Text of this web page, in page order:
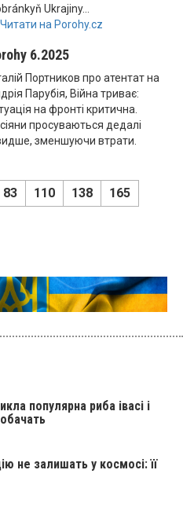
Ukrajiny...
на Porohy.cz
6.2025
Портников про атентат на
Парубія, Війна триває:
на фронті критична.
просуваються дедалі
зменшуючи втрати.
83 110 138
165
популярна риба івасі і
не залишать у космосі: її